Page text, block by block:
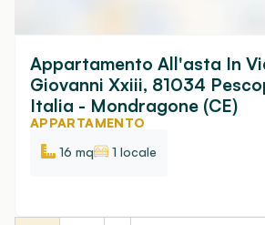
Appartamento All'asta In
Giovanni Xxiii, 81034
Italia - Mondragone (CE)
APPARTAMENTO
16 mq
1 locale